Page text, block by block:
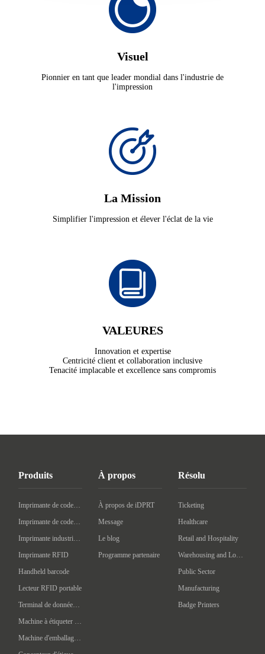
Visuel
Pionnier en tant que leader mondial dans l'industrie de
l'impression
La Mission
Simplifier l'impression et élever l'éclat de la vie
VALEURES
Innovation et expertise
Centricité client et collaboration inclusive
Tenacité implacable et excellence sans compromis
Produits
Imprimante de codes à barres de bureau
Imprimante de codes à barres mobile
Imprimante industrielle de codes à barres
Imprimante RFID
Handheld barcode
Lecteur RFID portable
Terminal de données portatif
Machine à étiqueter automatique
Machine d'emballage intelligente
À propos
À propos de iDPRT
Message
Le blog
Programme partenaire
Résolu
Ticketing
Healthcare
Retail and Hospitality
Warehousing and Logistics
Public Sector
Manufacturing
Badge Printers